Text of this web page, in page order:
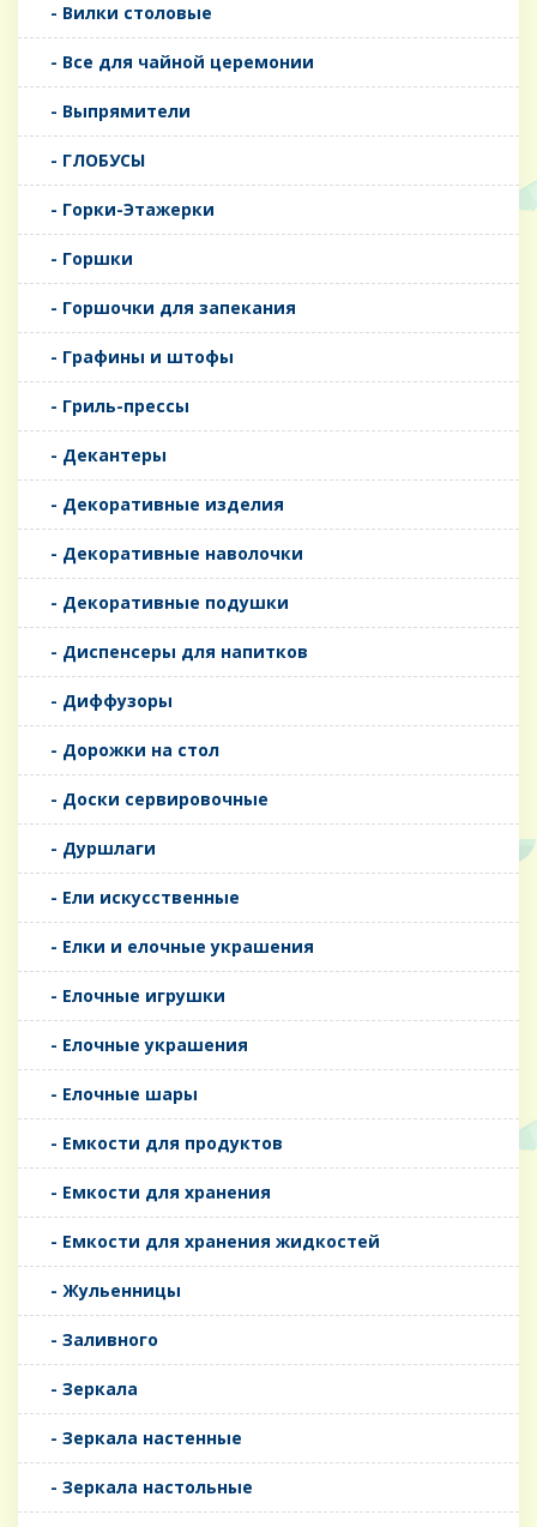
- Вилки столовые
- Все для чайной церемонии
- Выпрямители
- ГЛОБУСЫ
- Горки-Этажерки
- Горшки
- Горшочки для запекания
- Графины и штофы
- Гриль-прессы
- Декантеры
- Декоративные изделия
- Декоративные наволочки
- Декоративные подушки
- Диспенсеры для напитков
- Диффузоры
- Дорожки на стол
- Доски сервировочные
- Дуршлаги
- Ели искусственные
- Елки и елочные украшения
- Елочные игрушки
- Елочные украшения
- Елочные шары
- Емкости для продуктов
- Емкости для хранения
- Емкости для хранения жидкостей
- Жульенницы
- Заливного
- Зеркала
- Зеркала настенные
- Зеркала настольные